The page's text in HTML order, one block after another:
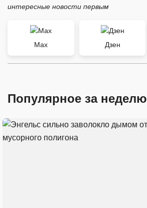
интересные новости первым
Max Дзен
Популярное за неделю